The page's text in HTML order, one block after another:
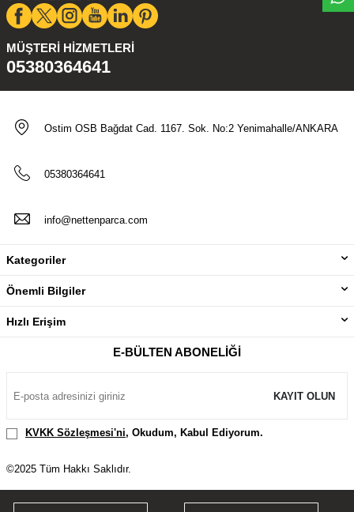
MÜŞTERI HIZMETLERI
05380364641
Ostim OSB Bağdat Cad. 1167. Sok. No:2 Yenimahalle/ANKARA
05380364641
info@nettenparca.com
Kategoriler
Önemli Bilgiler
Hızlı Erişim
E-BÜLTEN ABONELIĞI
KAYIT OLUN
KVKK Sözleşmesi'ni, Okudum, Kabul Ediyorum.
©2025 Tüm Hakkı Saklıdır.